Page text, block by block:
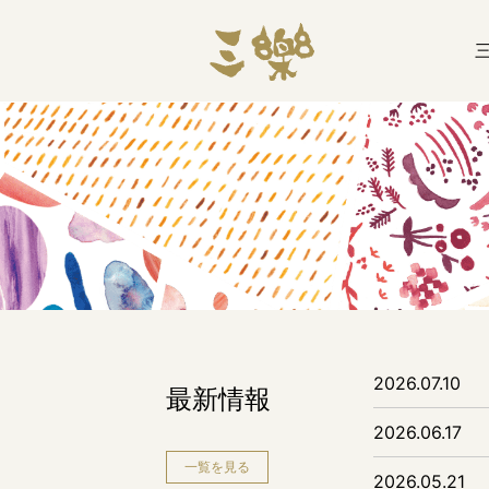
最新情報
一覧を見る
2026.07.10
2026.06.17
2026.05.21